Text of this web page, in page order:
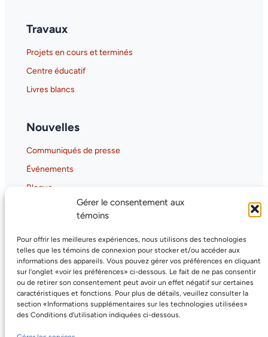
Gérer le consentement aux
témoins
Pour offrir les meilleures expériences, nous utilisons des technologies
telles que les témoins de connexion pour stocker et/ou accéder aux
informations des appareils. Vous pouvez gérer vos préférences en cliquant
sur l’onglet «voir les préférences» ci-dessous. Le fait de ne pas consentir
ou de retirer son consentement peut avoir un effet négatif sur certaines
caractéristiques et fonctions. Pour plus de détails, veuillez consulter la
section «Informations supplémentaires sur les technologies utilisées»
des Conditions d’utilisation indiquées ci-dessous.
Travaux
Projets en cours et terminés
Centre éducatif
Livres blancs
Nouvelles
Communiqués de presse
Événements
Blogue
Gaia-X Hub Canada
Why GAIA-X Matters for Canada